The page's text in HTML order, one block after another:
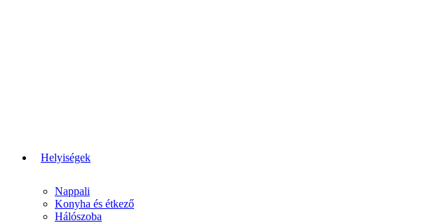
Helyiségek
Nappali
Konyha és étkező
Hálószoba